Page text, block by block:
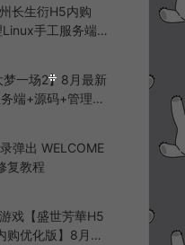
长生衍H5内购
手工服务端
程+视频教程
一场2】8月最新
端+源码+管理后
弹出 WELCOME
复教程
戏【盛世芳華H5
购优化版】8月最